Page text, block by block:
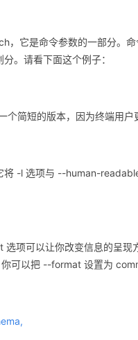
它是命令参数的一部分。
。请看下面这个例子：
简短的版本，因为终端用户
将 -l 选项与 --human-
项可以让你改变信息的呈
可以把 --format 设置为